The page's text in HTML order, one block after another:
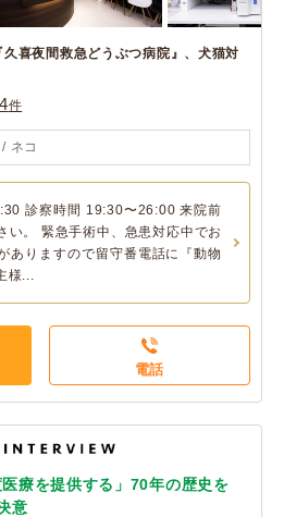
喜夜間救急どうぶつ病院』、犬猫対
4件
ネコ
診察時間 19:30〜26:00 来院前
い。 緊急手術中、急患対応中でお
ありますので留守番電話に『動物
様...
電話
医療を提供する」70年の歴史を
意